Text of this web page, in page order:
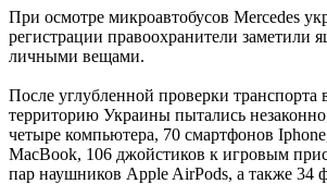
При осмотре микроавтобусов Mercedes
регистрации правоохранители заметили
личными вещами.
После углубленной проверки транспорта
территорию Украины пытались незаконно
четыре компьютера, 70 смартфонов
MacBook, 106 джойстиков к игровым
пар наушников Аpple AirPods, а также 34